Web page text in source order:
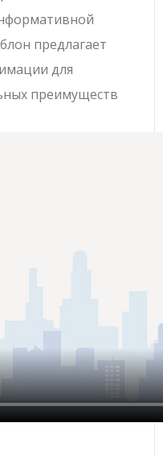
предлагает
для
преимуществ